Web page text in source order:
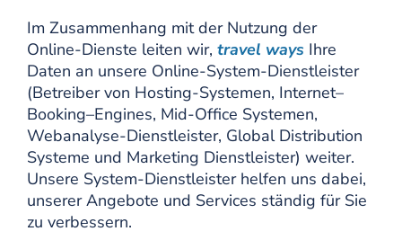
Im Zusammenhang mit der Nutzung der
Online-Dienste leiten wir, travel ways Ihre
Daten an unsere Online-System-Dienstleister
(Betreiber von Hosting-Systemen, Internet–
Booking–Engines, Mid-Office Systemen,
Webanalyse-Dienstleister, Global Distribution
Systeme und Marketing Dienstleister) weiter.
Unsere System-Dienstleister helfen uns dabei,
unserer Angebote und Services ständig für Sie
zu verbessern.